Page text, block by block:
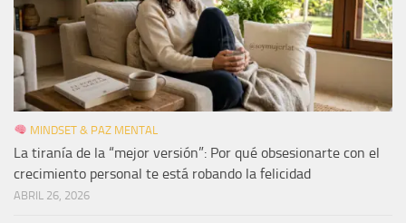
MINDSET & PAZ MENTAL
La tiranía de la “mejor versión”: Por qué obsesionarte con el
crecimiento personal te está robando la felicidad
ABRIL 26, 2026